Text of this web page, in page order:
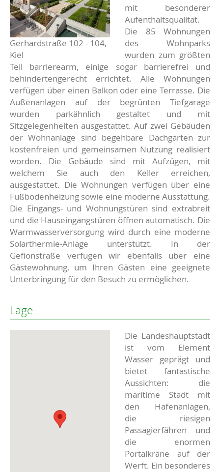
Gerhardstraße 102 - 104,
Kiel
mit besonderer
Aufenthaltsqualität.
Die 85 Wohnungen
des Wohnparks
wurden zum größten
Teil barrierearm, einige sogar barrierefrei und
behindertengerecht errichtet. Alle Wohnungen
verfügen über einen Balkon oder eine Terrasse. Die
Außenanlagen auf der begrünten Tiefgarage
wurden parkähnlich gestaltet und mit
Sitzgelegenheiten ausgestattet. Auf zwei Gebäuden
der Wohnanlage sind begehbare Dachgärten zur
kostenfreien und gemeinsamen Nutzung realisiert
worden. Die Gebäude sind mit Aufzügen, mit
welchem Sie auch den Keller erreichen,
ausgestattet. Die Wohnungen verfügen über eine
Fußbodenheizung sowie eine moderne Ausstattung.
Die Eingangs- und Wohnungstüren sind extrabreit
und die Hauseingangstüren öffnen automatisch. Die
Warmwasserversorgung wird durch eine moderne
Solarthermie-Anlage unterstützt. In der
Gefionstraße verfügen wir ebenfalls über eine
Gästewohnung, um Ihren Gästen eine geeignete
Unterbringung für den Besuch zu ermöglichen.
Lage
Die Landeshauptstadt
ist vom Element
Wasser geprägt und
bietet fantastische
Aussichten: die
maritime Stadt mit
den Hafenanlagen,
die riesigen
Passagierfähren und
die enormen
Portalkräne auf der
Werft. Ein besonderes